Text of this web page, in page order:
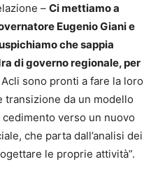
– Ci mettiamo a
Eugenio Giani e
che sappia
di governo regionale, per
sono pronti a fare la loro
transizione da un modello
verso un nuovo
che parta dall’analisi dei
le proprie attività”.